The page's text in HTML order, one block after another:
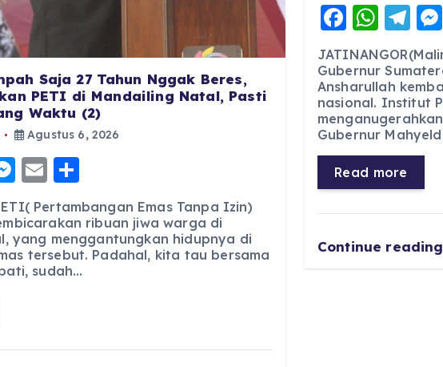
Saja 27 Tahun Nggak Beres,
PETI di Mandailing Natal, Pasti
Waktu (2)
Agustus 6, 2026
M
e
ss
e
n
E
m
ai
l
h
a
re
Pertambangan Emas Tanpa Izin)
ribuan jiwa warga di
yang menggantungkan hidupnya di
tersebut. Padahal, kita tau bersama
sudah…
F
a
c
e
b
o
o
k
W
h
a
ts
A
p
p
T
el
e
g
r
a
Gubernur
Ansharullah
nasional. Institut
Gubernur
Read more
Continue reading